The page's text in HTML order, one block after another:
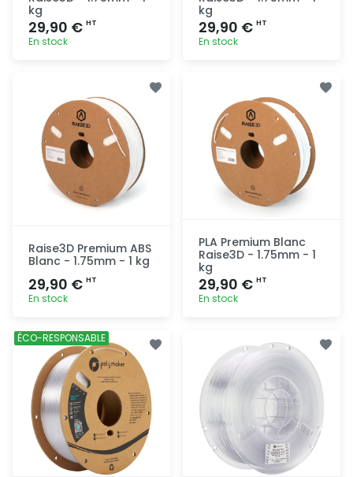
kg
29,90 € HT
En stock
kg
29,90 € HT
En stock
Raise3D Premium ABS
Blanc - 1.75mm - 1 kg
29,90 € HT
En stock
Ajout
rapide
PLA Premium Blanc
Raise3D - 1.75mm - 1
kg
29,90 € HT
En stock
rapide
ÉCO-RESPONSABLE